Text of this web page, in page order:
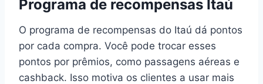
Programa de recompensas Itaú
O programa de recompensas do Itaú dá pontos
por cada compra. Você pode trocar esses
pontos por prêmios, como passagens aéreas e
cashback. Isso motiva os clientes a usar mais